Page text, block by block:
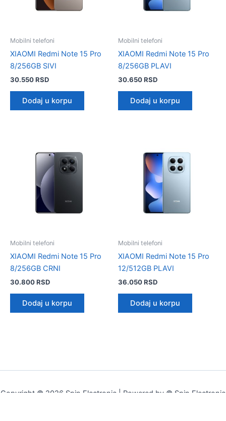
Mobilni telefoni
XIAOMI Redmi Note 15 Pro
8/256GB SIVI
30.550RSD
Dodaj u korpu
Mobilni telefoni
XIAOMI Redmi Note 15 Pro
8/256GB PLAVI
30.650RSD
Dodaj u korpu
Mobilni telefoni
XIAOMI Redmi Note 15 Pro
8/256GB CRNI
30.800RSD
Dodaj u korpu
Mobilni telefoni
XIAOMI Redmi Note 15 Pro
12/512GB PLAVI
36.050RSD
Dodaj u korpu
Copyright © 2026 Spin Electronic | Powered by © Spin Electronic